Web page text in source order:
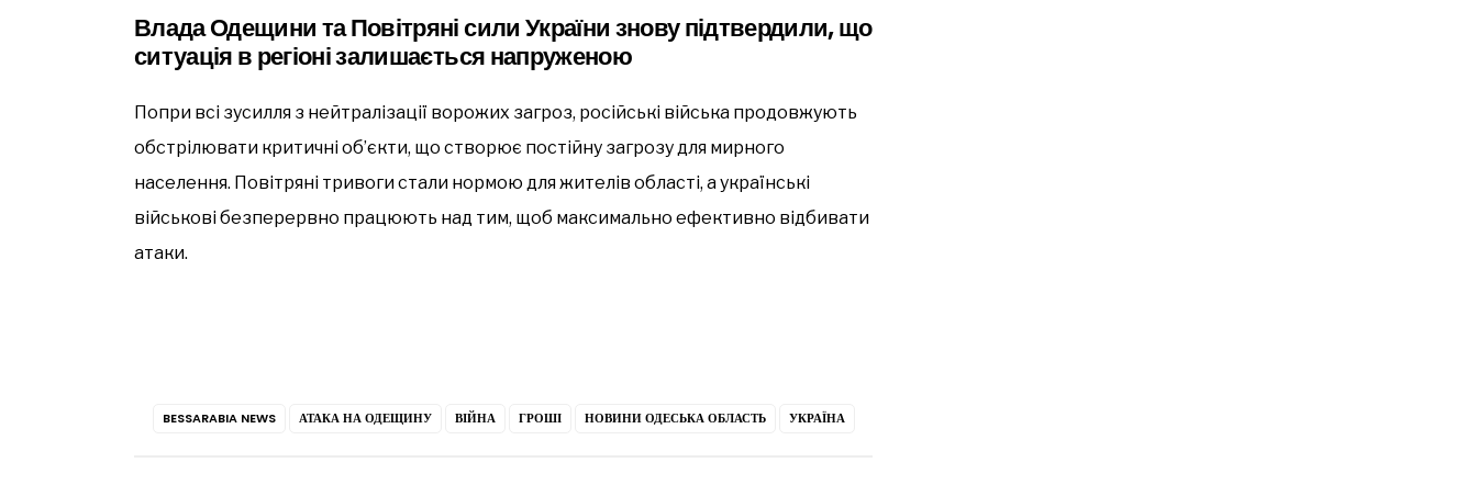
Влада Одещини та Повітряні сили України знову підтвердили, що
ситуація в регіоні залишається напруженою
Попри всі зусилля з нейтралізації ворожих загроз, російські війська продовжують
обстрілювати критичні об’єкти, що створює постійну загрозу для мирного
населення. Повітряні тривоги стали нормою для жителів області, а українські
військові безперервно працюють над тим, щоб максимально ефективно відбивати
атаки.
BESSARABIA NEWS АТАКА НА ОДЕЩИНУ ВІЙНА ГРОШІ НОВИНИ ОДЕСЬКА ОБЛАСТЬ УКРАЇНА